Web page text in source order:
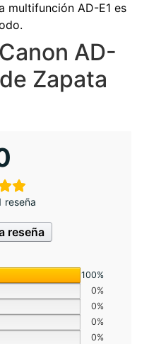
multifunción AD-E1 es
Canon AD-
Zapata
reseña
reseña
100%
0%
0%
0%
0%